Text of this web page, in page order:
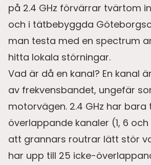
på 2.4 GHz förvärrar tvärtom
och i tätbebyggda
man testa med en spectrum
hitta lokala störningar.
Vad är då en kanal? En kanal
av frekvensbandet, ungefär
motorvägen. 2.4 GHz har bara
överlappande kanaler (1, 6 och
att grannars routrar lätt stör
har upp till 25 icke-